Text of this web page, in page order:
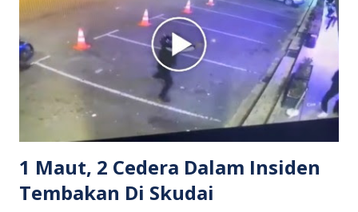
reaksi orang ramai. Antara komen orang awam yang tular di
media sosial mengenai insiden tersebut ialah ramai yang
meluahkan rasa marah terhadap tindakan lelaki berkenaan
serta memuji pemandu Grab kerana campur tangan.
Sebahagian netizen turut meminta pihak berkuasa
mengambil tindakan tegas, manakala ada yang bersimpati
terhadap wanita dipercayai menjadi mangs...
1 Maut, 2 Cedera Dalam Insiden
Tembakan Di Skudai